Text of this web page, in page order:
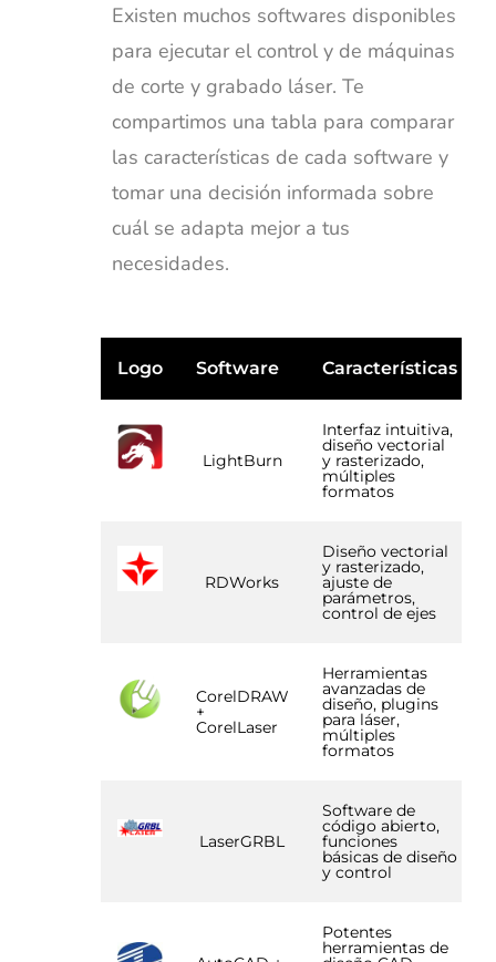
Existen muchos softwares disponibles
para ejecutar el control y de máquinas
de corte y grabado láser. Te
compartimos una tabla para comparar
las características de cada software y
tomar una decisión informada sobre
cuál se adapta mejor a tus
necesidades.
Logo Software Características
LightBurn
Interfaz intuitiva,
diseño vectorial
y rasterizado,
múltiples
formatos
RDWorks
Diseño vectorial
y rasterizado,
ajuste de
parámetros,
control de ejes
CorelDRAW
+
CorelLaser
Herramientas
avanzadas de
diseño, plugins
para láser,
múltiples
formatos
LaserGRBL
Software de
código abierto,
funciones
básicas de diseño
y control
Potentes
herramientas de